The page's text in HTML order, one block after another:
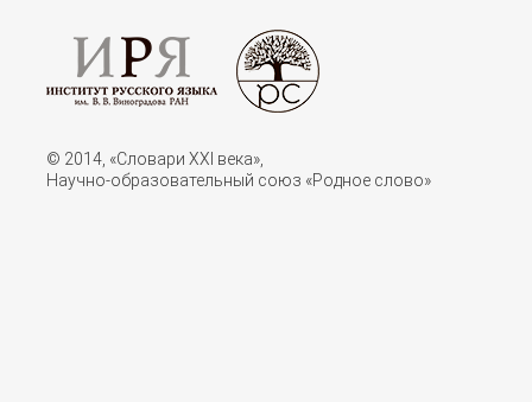
© 2014, «Словари XXI векa»,
Научно-образовательный союз «Родное слово»